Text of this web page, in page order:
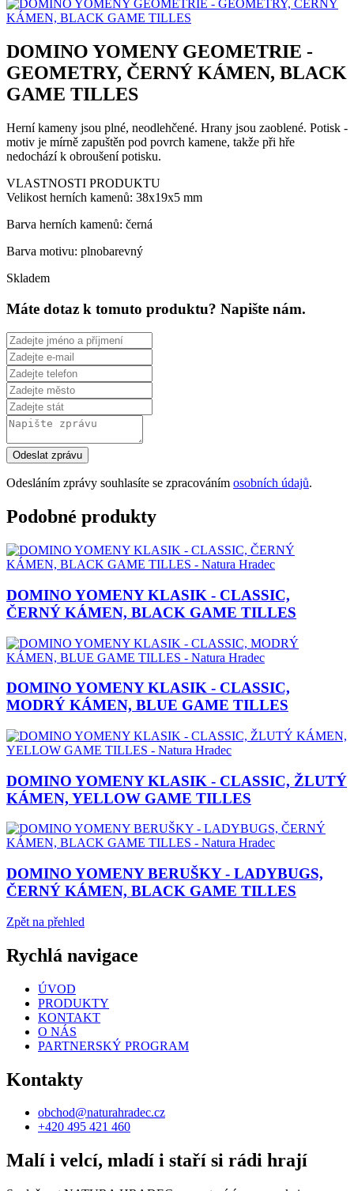
DOMINO YOMENY GEOMETRIE -
GEOMETRY, ČERNÝ KÁMEN, BLACK
GAME TILLES
Herní kameny jsou plné, neodlehčené. Hrany jsou zaoblené. Potisk -
motiv je mírně zapuštěn pod povrch kamene, takže při hře
nedochází k obroušení potisku.
VLASTNOSTI PRODUKTU
Velikost herních kamenů: 38x19x5 mm
Barva herních kamenů: černá
Barva motivu: plnobarevný
Skladem
Máte dotaz k tomuto produktu? Napište nám.
Odeslat zprávu
Odesláním zprávy souhlasíte se zpracováním osobních údajů.
Podobné produkty
DOMINO YOMENY KLASIK - CLASSIC,
ČERNÝ KÁMEN, BLACK GAME TILLES
DOMINO YOMENY KLASIK - CLASSIC,
MODRÝ KÁMEN, BLUE GAME TILLES
DOMINO YOMENY KLASIK - CLASSIC, ŽLUTÝ
KÁMEN, YELLOW GAME TILLES
DOMINO YOMENY BERUŠKY - LADYBUGS,
ČERNÝ KÁMEN, BLACK GAME TILLES
Zpět na přehled
Rychlá navigace
ÚVOD
PRODUKTY
KONTAKT
O NÁS
PARTNERSKÝ PROGRAM
Kontakty
obchod@naturahradec.cz
+420 495 421 460
Malí i velcí, mladí i staří si rádi hrají